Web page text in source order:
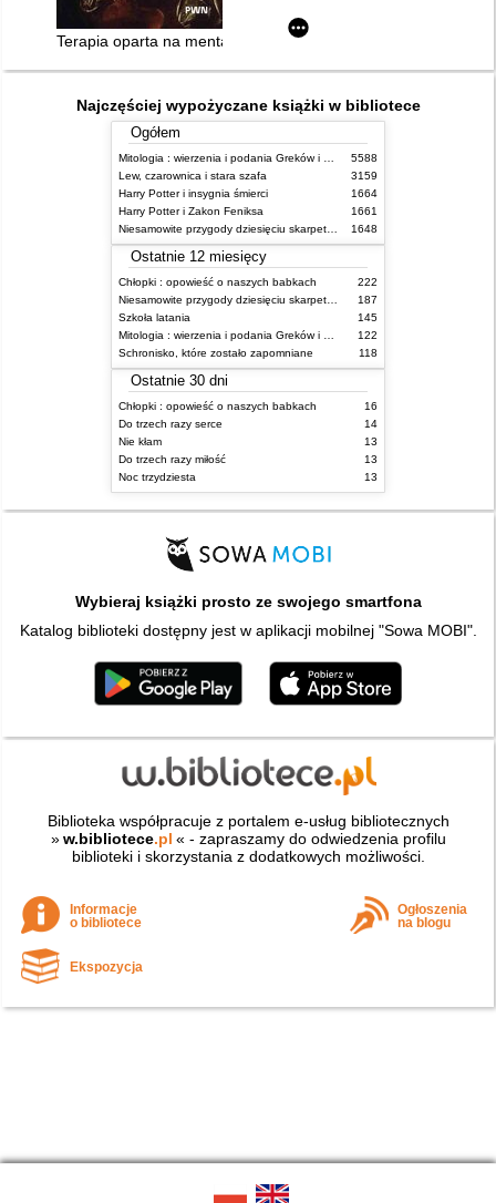
Terapia oparta na mentalizacji w leczeniu zaburzeń
Najczęściej wypożyczane książki w bibliotece
Ogółem
5588
Lew, czarownica i stara szafa
3159
Harry Potter i insygnia śmierci
1664
Harry Potter i Zakon Feniksa
1661
1648
Ostatnie 12 miesięcy
Chłopki : opowieść o naszych babkach
222
187
Szkoła latania
145
122
Schronisko, które zostało zapomniane
118
Ostatnie 30 dni
Chłopki : opowieść o naszych babkach
16
Do trzech razy serce
14
Nie kłam
13
Do trzech razy miłość
13
Noc trzydziesta
13
Wybieraj książki prosto ze swojego smartfona
Katalog biblioteki dostępny jest w aplikacji mobilnej "Sowa MOBI".
Biblioteka współpracuje z portalem e-usług bibliotecznych
» w.bibliotece.pl « - zapraszamy do odwiedzenia profilu
biblioteki i skorzystania z dodatkowych możliwości.
Informacje
o bibliotece
Ogłoszenia
na blogu
Ekspozycja